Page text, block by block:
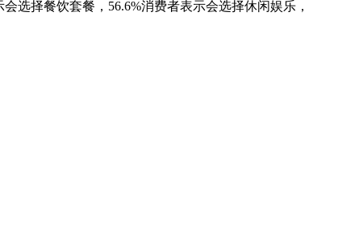
选择餐饮套餐，56.6%消费者表示会选择休闲娱乐，